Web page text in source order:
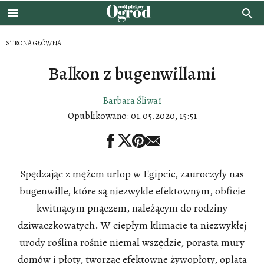
STRONA GŁÓWNA
Balkon z bugenwillami
Barbara Śliwa1
Opublikowano:01.05.2020, 15:51
Spędzając z mężem urlop w Egipcie, zauroczyły nas
bugenwille, które są niezwykle efektownym, obficie
kwitnącym pnączem, należącym do rodziny
dziwaczkowatych. W ciepłym klimacie ta niezwykłej
urody roślina rośnie niemal wszędzie, porasta mury
domów i płoty, tworząc efektowne żywopłoty, oplata